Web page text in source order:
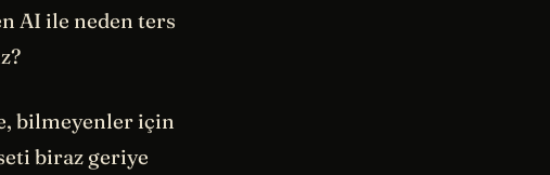
AI ile neden ters
bilmeyenler için
biraz geriye